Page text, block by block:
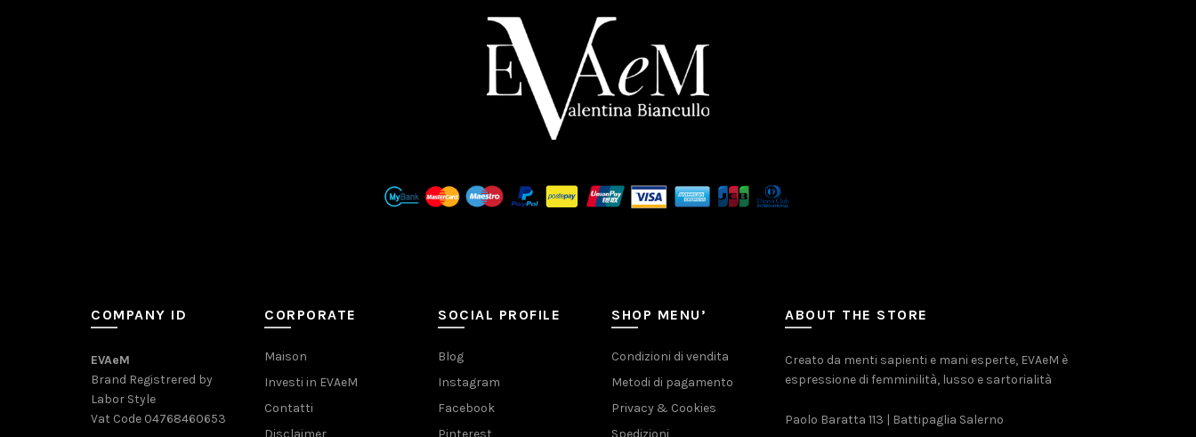
COMPANY ID
EVAeM
Brand Registrered by
Labor Style
Vat Code 04768460653
CORPORATE
Maison
Investi in EVAeM
Contatti
Disclaimer
SOCIAL PROFILE
Blog
Instagram
Facebook
Pinterest
SHOP MENU’
Condizioni di vendita
Metodi di pagamento
Privacy & Cookies
Spedizioni
ABOUT THE STORE
Creato da menti sapienti e mani esperte, EVAeM è
espressione di femminilità, lusso e sartorialità
Paolo Baratta 113 | Battipaglia Salerno